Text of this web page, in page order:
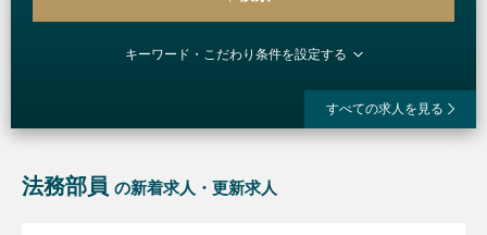
キーワード・ こだわり条件を設定する
すべての求人を見る
法務部員 の新着求人・更新求人